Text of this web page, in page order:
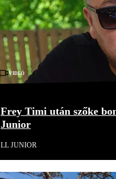
Videó
Frey Timi után szőke
Junior
LL JUNIOR